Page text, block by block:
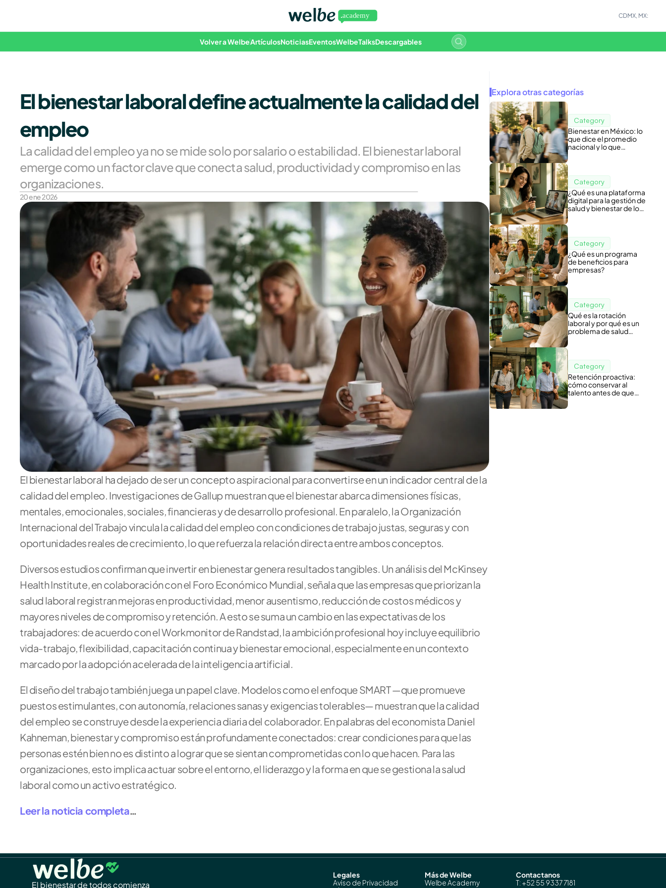
CDMX, MX:
Volver a WelbeArtículosNoticiasEventosWelbeTalksDescargables
El bienestar laboral define actualmente la calidad del
empleo
La calidad del empleo ya no se mide solo por salario o estabilidad. El bienestar laboral
emerge como un factor clave que conecta salud, productividad y compromiso en las
organizaciones.
20 ene 2026
El bienestar laboral ha dejado de ser un concepto aspiracional para convertirse en un indicador central de la
calidad del empleo. Investigaciones de Gallup muestran que el bienestar abarca dimensiones físicas,
mentales, emocionales, sociales, financieras y de desarrollo profesional. En paralelo, la Organización
Internacional del Trabajo vincula la calidad del empleo con condiciones de trabajo justas, seguras y con
oportunidades reales de crecimiento, lo que refuerza la relación directa entre ambos conceptos.
Diversos estudios confirman que invertir en bienestar genera resultados tangibles. Un análisis del McKinsey
Health Institute, en colaboración con el Foro Económico Mundial, señala que las empresas que priorizan la
salud laboral registran mejoras en productividad, menor ausentismo, reducción de costos médicos y
mayores niveles de compromiso y retención. A esto se suma un cambio en las expectativas de los
trabajadores: de acuerdo con el Workmonitor de Randstad, la ambición profesional hoy incluye equilibrio
vida-trabajo, flexibilidad, capacitación continua y bienestar emocional, especialmente en un contexto
marcado por la adopción acelerada de la inteligencia artificial.
El diseño del trabajo también juega un papel clave. Modelos como el enfoque SMART —que promueve
puestos estimulantes, con autonomía, relaciones sanas y exigencias tolerables— muestran que la calidad
del empleo se construye desde la experiencia diaria del colaborador. En palabras del economista Daniel
Kahneman, bienestar y compromiso están profundamente conectados: crear condiciones para que las
personas estén bien no es distinto a lograr que se sientan comprometidas con lo que hacen. Para las
organizaciones, esto implica actuar sobre el entorno, el liderazgo y la forma en que se gestiona la salud
laboral como un activo estratégico.
Leer la noticia completa…
Explora otras categorías
Category
Bienestar en México: lo
que dice el promedio
nacional y lo que
Category
¿Qué es una plataforma
digital para la gestión de
salud y bienestar de los
Category
¿Qué es un programa
de beneficios para
empresas?
Category
Qué es la rotación
laboral y por qué es un
problema de salud
Category
Retención proactiva:
cómo conservar al
talento antes de que
El bienestar de todos comienza
Legales
Aviso de Privacidad
Más de Welbe
Welbe Academy
Contactanos
T: +52 55 9337 7181